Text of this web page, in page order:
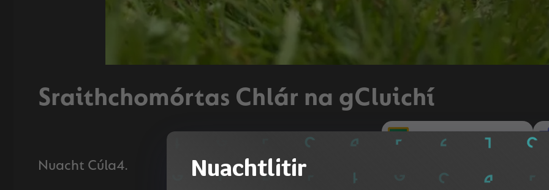
Sraithchomórtas Chlár na gCluichí
Roinn le Google Classroom
Nuacht Cúla4. Nuachtlitir